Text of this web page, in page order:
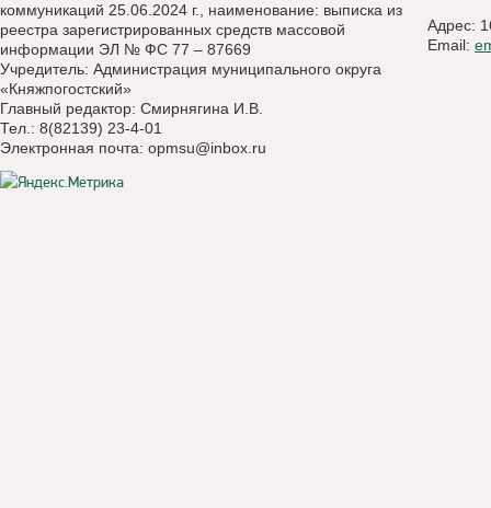
коммуникаций 25.06.2024 г., наименование: выписка из
реестра зарегистрированных средств массовой
информации ЭЛ № ФС 77 – 87669
Учредитель: Администрация муниципального округа
«Княжпогостский»
Главный редактор: Смирнягина И.В.
Тел.: 8(82139) 23-4-01
Электронная почта: opmsu@inbox.ru
Адрес:
Email: